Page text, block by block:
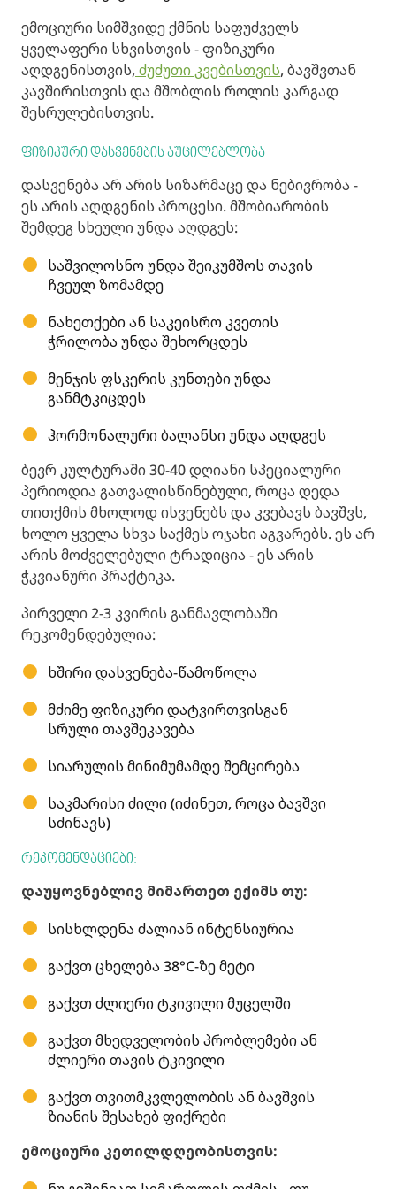
ემოციური სიმშვიდე ქმნის საფუძველს
ყველაფერი სხვისთვის - ფიზიკური
აღდგენისთვის, ძუძუთი კვებისთვის, ბავშვთან
კავშირისთვის და მშობლის როლის კარგად
შესრულებისთვის.
ფიზიკური დასვენების აუცილებლობა
დასვენება არ არის სიზარმაცე და ნებივრობა -
ეს არის აღდგენის პროცესი. მშობიარობის
შემდეგ სხეული უნდა აღდგეს:
საშვილოსნო უნდა შეიკუმშოს თავის
ჩვეულ ზომამდე
ნახეთქები ან საკეისრო კვეთის
ჭრილობა უნდა შეხორცდეს
მენჯის ფსკერის კუნთები უნდა
განმტკიცდეს
ჰორმონალური ბალანსი უნდა აღდგეს
ბევრ კულტურაში 30-40 დღიანი სპეციალური
პერიოდია გათვალისწინებული, როცა დედა
თითქმის მხოლოდ ისვენებს და კვებავს ბავშვს,
ხოლო ყველა სხვა საქმეს ოჯახი აგვარებს. ეს არ
არის მოძველებული ტრადიცია - ეს არის
ჭკვიანური პრაქტიკა.
პირველი 2-3 კვირის განმავლობაში
რეკომენდებულია:
ხშირი დასვენება-წამოწოლა
მძიმე ფიზიკური დატვირთვისგან
სრული თავშეკავება
სიარულის მინიმუმამდე შემცირება
საკმარისი ძილი (იძინეთ, როცა ბავშვი
სძინავს)
რეკომენდაციები:
დაუყოვნებლივ მიმართეთ ექიმს თუ:
სისხლდენა ძალიან ინტენსიურია
გაქვთ ცხელება 38°C-ზე მეტი
გაქვთ ძლიერი ტკივილი მუცელში
გაქვთ მხედველობის პრობლემები ან
ძლიერი თავის ტკივილი
გაქვთ თვითმკვლელობის ან ბავშვის
ზიანის შესახებ ფიქრები
ემოციური კეთილდღეობისთვის: